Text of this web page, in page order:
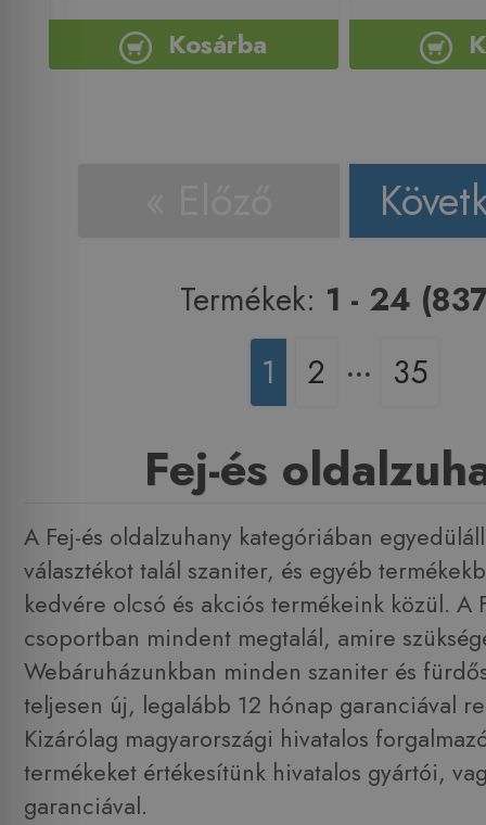
Kosárba
Termékek: 1 - 24
1
2 ‧‧‧ 35
Fej-és
A Fej-és oldalzuhany kategóriában
választékot talál szaniter, és egyéb
kedvére olcsó és akciós termékeink közül. A
csoportban mindent megtalál, amire
Webáruházunkban minden szaniter és
teljesen új, legalább 12 hónap garanciával
Kizárólag magyarországi hivatalos
termékeket értékesítünk hivatalos gyártói,
garanciával.